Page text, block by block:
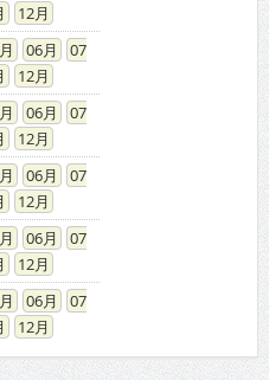
12
06
07
12
06
07
12
06
07
12
06
07
12
06
07
12